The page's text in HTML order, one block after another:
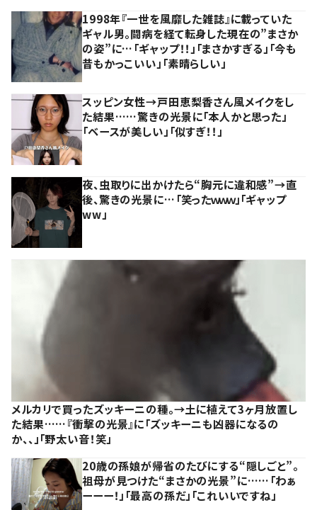
1998年『一世を風靡した雑誌』に載っていた
ギャル男。闘病を経て転身した現在の”まさか
の姿”に…「ギャップ！！」「まさかすぎる」「今も
昔もかっこいい」「素晴らしい」
スッピン女性→戸田恵梨香さん風メイクをし
た結果……驚きの光景に「本人かと思った」
「ベースが美しい」「似すぎ！！」
夜、虫取りに出かけたら“胸元に違和感”→直
後、驚きの光景に…「笑ったｗｗｗ」「ギャップ
ww」
メルカリで買ったズッキーニの種。→土に植えて3ヶ月放置し
た結果……『衝撃の光景』に「ズッキーニも凶器になるの
か、、」「野太い音！笑」
20歳の孫娘が帰省のたびにする“隠しごと”。
祖母が見つけた“まさかの光景”に……「わぁ
ーーー！」「最高の孫だ」「これいいですね」